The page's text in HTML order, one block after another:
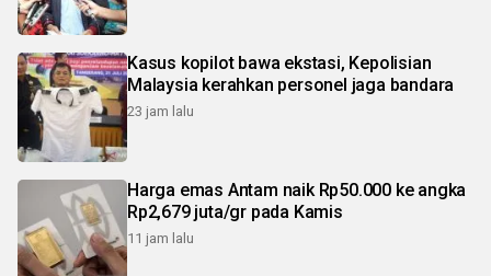
Kasus kopilot bawa ekstasi, Kepolisian
Malaysia kerahkan personel jaga bandara
23 jam lalu
Harga emas Antam naik Rp50.000 ke angka
Rp2,679 juta/gr pada Kamis
11 jam lalu